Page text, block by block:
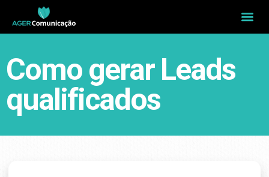
Como gerar Leads
qualificados